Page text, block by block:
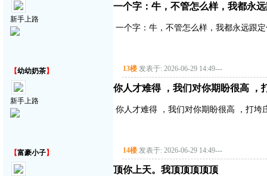
新手上路
一个字：牛，不管怎么样，我都永
一个字：牛，不管怎么样，我都永远跟
【幼幼奶茶】
新手上路
13楼 发表于: 2026-06-29 14:49---
你人才难得 ，我们对你期盼很高 ，
你人才难得 ，我们对你期盼很高 ，打垮
【富豪小子】 14楼 发表于: 2026-06-29 14:49---
顶你上天。我顶顶顶顶顶